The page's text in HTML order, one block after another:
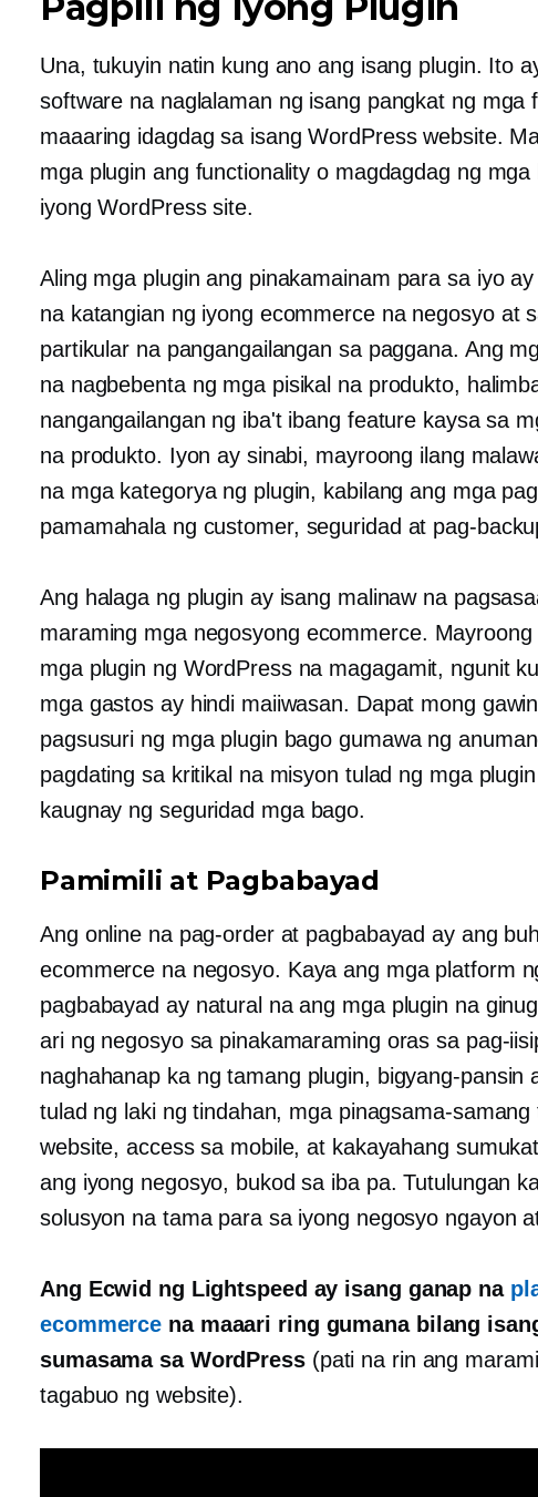
Una, tukuyin natin kung ano ang isang plugin. Ito
software na naglalaman ng isang pangkat ng mga
maaaring idagdag sa isang WordPress website.
mga plugin ang functionality o magdagdag ng
iyong WordPress site.
Aling mga plugin ang pinakamainam para sa iyo
na katangian ng iyong ecommerce na negosyo at
partikular na pangangailangan sa paggana. Ang
na nagbebenta ng mga pisikal na produkto,
nangangailangan ng iba't ibang feature kaysa sa
na produkto. Iyon ay sinabi, mayroong ilang
na mga kategorya ng plugin, kabilang ang mga
pamamahala ng customer, seguridad at pag-
Ang halaga ng plugin ay isang malinaw na
maraming mga negosyong ecommerce.
mga plugin ng WordPress na magagamit, ngunit
mga gastos ay hindi maiiwasan. Dapat mong
pagsusuri ng mga plugin bago gumawa ng
pagdating sa kritikal na misyon tulad ng mga plugin
kaugnay ng seguridad mga bago.
Pamimili at Pagbabayad
Ang online na pag-order at pagbabayad ay ang
ecommerce na negosyo. Kaya ang mga platform
pagbabayad ay natural na ang mga plugin na
ari ng negosyo sa pinakamaraming oras sa pag-
naghahanap ka ng tamang plugin, bigyang-pansin
tulad ng laki ng tindahan, mga pinagsama-samang
website, access sa mobile, at kakayahang
ang iyong negosyo, bukod sa iba pa. Tutulungan
solusyon na tama para sa iyong negosyo ngayon
Ang Ecwid ng Lightspeed ay isang ganap na
ecommerce na maaari ring gumana bilang
sumasama sa WordPress(pati na rin ang
tagabuo ng website).